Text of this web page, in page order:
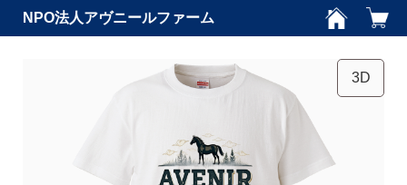
NPO法人アヴニールファーム
3D